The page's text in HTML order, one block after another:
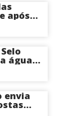
após
água
envia